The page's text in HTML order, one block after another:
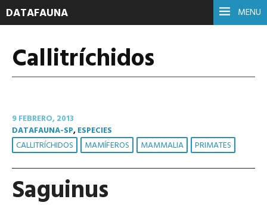
MENU
DATAFAUNA
Callitríchidos
9 FEBRERO, 2013
DATAFAUNA-SP,ESPECIES
CALLITRÍCHIDOS MAMÍFEROS MAMMALIA PRIMATES
Saguinus